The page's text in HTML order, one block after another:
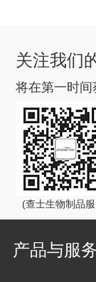
关注我们
将在第一时
(查士生物制品
产品与服